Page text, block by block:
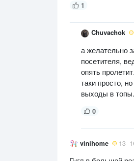
1
Chuvachok
а желательно
посетителя,
опять
таки просто,
выходы в
0
vinihome 13